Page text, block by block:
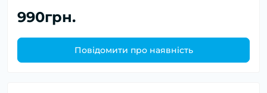
990грн.
Повідомити про наявність